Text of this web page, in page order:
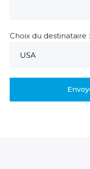
Choix du destinataire :